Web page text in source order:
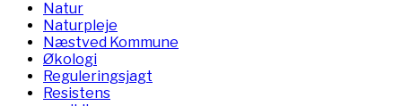
Natur
Naturpleje
Næstved Kommune
Økologi
Reguleringsjagt
Resistens